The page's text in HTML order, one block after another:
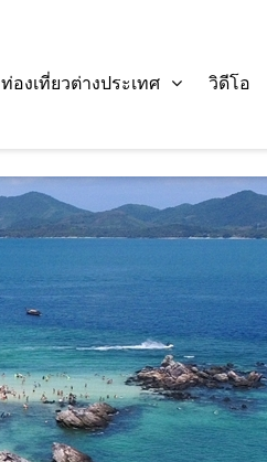
ท่องเที่ยวต่างประเทศ วิดีโอ